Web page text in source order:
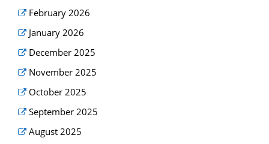
February 2026
January 2026
December 2025
November 2025
October 2025
September 2025
August 2025